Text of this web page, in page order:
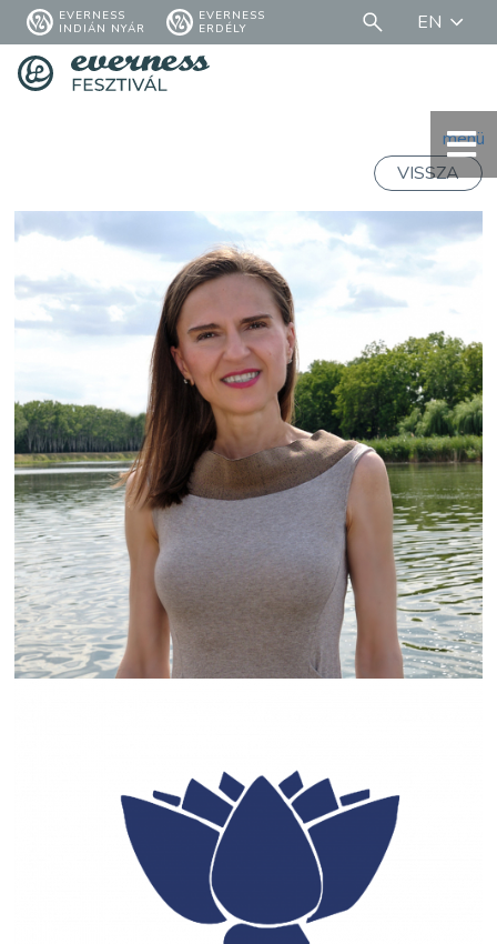
EVERNESS
INDIÁN NYÁR
EVERNESS
ERDÉLY
EN
menü
VISSZA